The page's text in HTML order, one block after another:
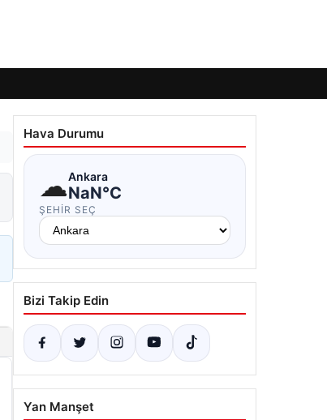
Hava Durumu
☁Ankara
NaN°C
ŞEHIR SEÇ
Bizi Takip Edin
Yan Manşet